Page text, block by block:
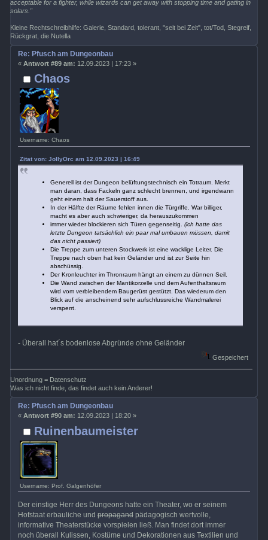
acceptable for a fighter, while wizards can get away with stopping time and gating in
solars."
Kleine Rechtschreibhilfe: Galerie, Standard, tolerant, "seit bei Zeit", tot/Tod, Stegreif,
Rückgrat, die Nutella
Chaos
Username: Chaos
Re: Pfusch am Dungeonbau
« Antwort #89 am: 12.09.2023 | 17:23 »
Zitat von: JollyOrc am 12.09.2023 | 16:49
Generell ist der Dungeon belüftungstechnisch ein Totraum. Merkt
man daran, dass Fackeln ganz schlecht brennen, und irgendwann
geht einem halt der Sauerstoff aus.
In der Hälfte der Räume fehlen innen die Türgriffe. War billiger,
macht es aber auch schwieriger, da herauszukommen
immer wieder blockieren sich Türen gegenseitig. (ich hatte das
letzte Dungeon tatsächlich ein paar mal umbauen müssen, damit
das nicht passiert)
Die Treppe zum unteren Stockwerk ist eine wacklige Leiter. Die
Treppe nach oben hat kein Geländer und ist zur Seite hin
abschüssig.
Der Kronleuchter im Thronraum hängt an einem zu dünnen Seil.
Die Wand zwischen der Mantikorzelle und dem Aufenthaltsraum
wird vom verbleibendem Baugerüst gestützt. Das wiederum den
Blick auf die anscheinend sehr aufschlussreiche Wandmalerei
versperrt.
- Überall hat´s bodenlose Abgründe ohne Geländer
Gespeichert
Unordnung = Datenschutz
Was ich nicht finde, das findet auch kein Anderer!
Ruinenbaumeister
Username: Prof. Galgenhöfer
Re: Pfusch am Dungeonbau
« Antwort #90 am: 12.09.2023 | 18:20 »
Der einstige Herr des Dungeons hatte ein Theater, wo er seinem
Hofstaat erbauliche undpropagandpädagogisch wertvolle,
informative Theaterstücke vorspielen ließ. Man findet dort immer
noch überall Kulissen, Kostüme und Dekorationen aus Textilien und